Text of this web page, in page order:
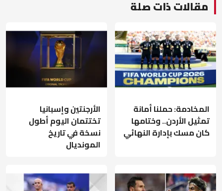
مقالات ذات صلة
المخادمة: حملنا أمانة
تمثيل الأردن.. وختامها
كان مسك بإدارة النهائي
الأرجنتين وإسبانيا
تختتمان اليوم أطول
نسخة في تاريخ
المونديال